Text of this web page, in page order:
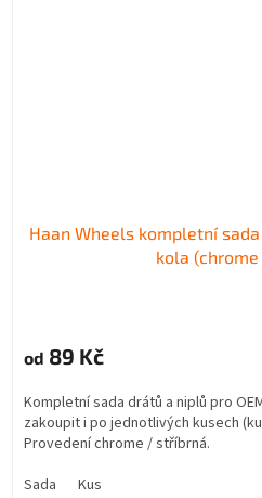
Haan Wheels kompletní
kola
od 89 Kč
Kompletní sada drátů a niplů pro
zakoupit i po jednotlivých kusech
Provedení chrome / stříbrná.
Sada
Kus